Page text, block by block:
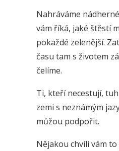
Nahráváme
vám říká, jaké štěstí
pokaždé zelenější.
času tam s životem
čelíme.
Ti, kteří necestují,
zemi s neznámým
můžou podpořit.
Nějakou chvíli vám